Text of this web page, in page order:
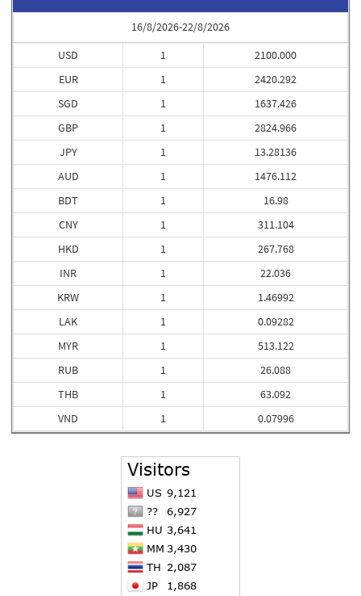
16/8/2026-22/8/2026
USD
EUR
SGD
GBP
JPY
AUD
BDT
CNY
HKD
INR
KRW
LAK
MYR
RUB
THB
VND
1
1
1
1
1
1
1
1
1
1
1
1
1
1
1
1
2100.000
2420.292
1637.426
2824.966
13.28136
1476.112
16.98
311.104
267.768
22.036
1.46992
0.09282
513.122
26.088
63.092
0.07996